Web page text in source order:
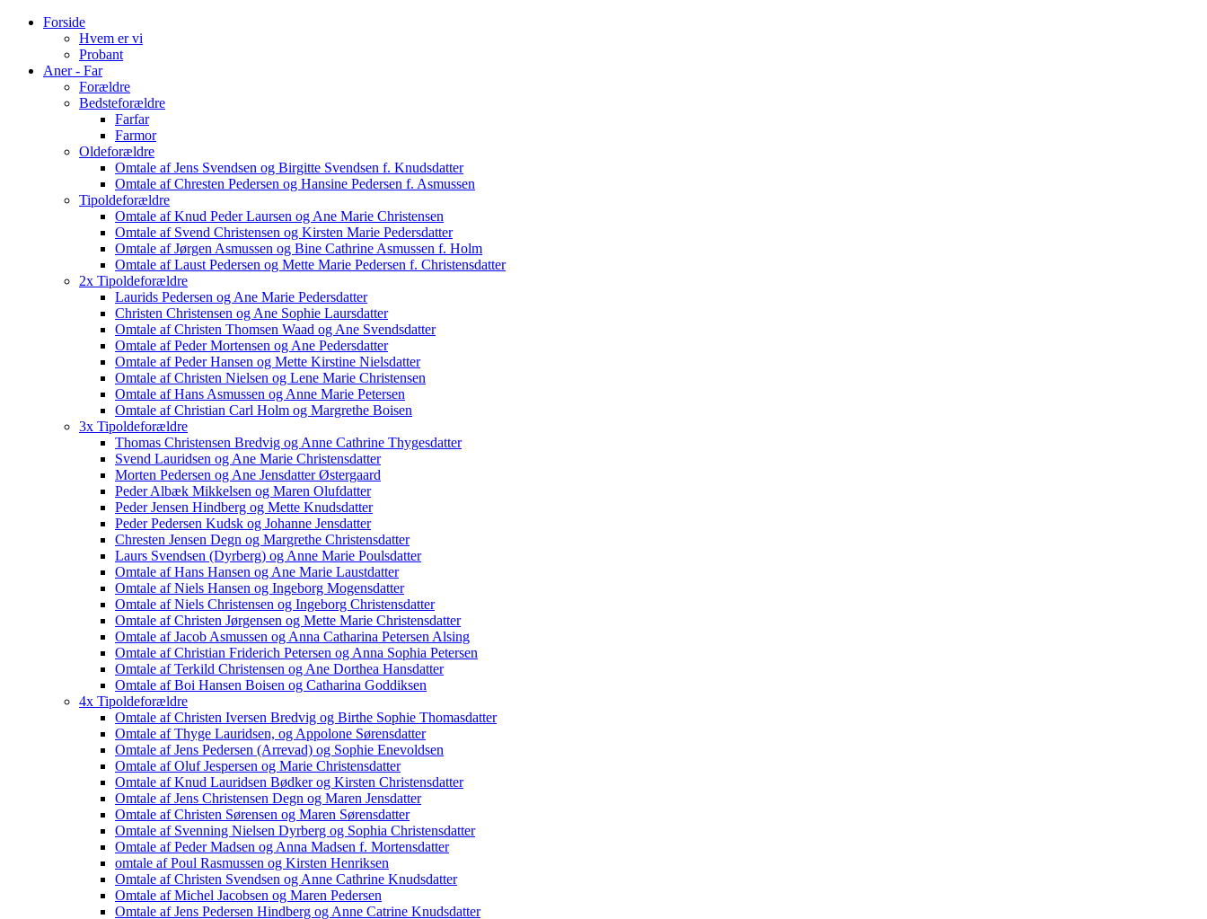
Forside
Hvem er vi
Probant
Aner - Far
Forældre
Bedsteforældre
Farfar
Farmor
Oldeforældre
Omtale af Jens Svendsen og Birgitte Svendsen f. Knudsdatter
Omtale af Chresten Pedersen og Hansine Pedersen f. Asmussen
Tipoldeforældre
Omtale af Knud Peder Laursen og Ane Marie Christensen
Omtale af Svend Christensen og Kirsten Marie Pedersdatter
Omtale af Jørgen Asmussen og Bine Cathrine Asmussen f. Holm
Omtale af Laust Pedersen og Mette Marie Pedersen f. Christensdatter
2x Tipoldeforældre
Laurids Pedersen og Ane Marie Pedersdatter
Christen Christensen og Ane Sophie Laursdatter
Omtale af Christen Thomsen Waad og Ane Svendsdatter
Omtale af Peder Mortensen og Ane Pedersdatter
Omtale af Peder Hansen og Mette Kirstine Nielsdatter
Omtale af Christen Nielsen og Lene Marie Christensen
Omtale af Hans Asmussen og Anne Marie Petersen
Omtale af Christian Carl Holm og Margrethe Boisen
3x Tipoldeforældre
Thomas Christensen Bredvig og Anne Cathrine Thygesdatter
Svend Lauridsen og Ane Marie Christensdatter
Morten Pedersen og Ane Jensdatter Østergaard
Peder Albæk Mikkelsen og Maren Olufdatter
Peder Jensen Hindberg og Mette Knudsdatter
Peder Pedersen Kudsk og Johanne Jensdatter
Chresten Jensen Degn og Margrethe Christensdatter
Laurs Svendsen (Dyrberg) og Anne Marie Poulsdatter
Omtale af Hans Hansen og Ane Marie Laustdatter
Omtale af Niels Hansen og Ingeborg Mogensdatter
Omtale af Niels Christensen og Ingeborg Christensdatter
Omtale af Christen Jørgensen og Mette Marie Christensdatter
Omtale af Jacob Asmussen og Anna Catharina Petersen Alsing
Omtale af Christian Friderich Petersen og Anna Sophia Petersen
Omtale af Terkild Christensen og Ane Dorthea Hansdatter
Omtale af Boi Hansen Boisen og Catharina Goddiksen
4x Tipoldeforældre
Omtale af Christen Iversen Bredvig og Birthe Sophie Thomasdatter
Omtale af Thyge Lauridsen, og Appolone Sørensdatter
Omtale af Jens Pedersen (Arrevad) og Sophie Enevoldsen
Omtale af Oluf Jespersen og Marie Christensdatter
Omtale af Knud Lauridsen Bødker og Kirsten Christensdatter
Omtale af Jens Christensen Degn og Maren Jensdatter
Omtale af Christen Sørensen og Maren Sørensdatter
Omtale af Svenning Nielsen Dyrberg og Sophia Christensdatter
Omtale af Peder Madsen og Anna Madsen f. Mortensdatter
omtale af Poul Rasmussen og Kirsten Henriksen
Omtale af Christen Svendsen og Anne Cathrine Knudsdatter
Omtale af Michel Jacobsen og Maren Pedersen
Omtale af Jens Pedersen Hindberg og Anne Catrine Knudsdatter